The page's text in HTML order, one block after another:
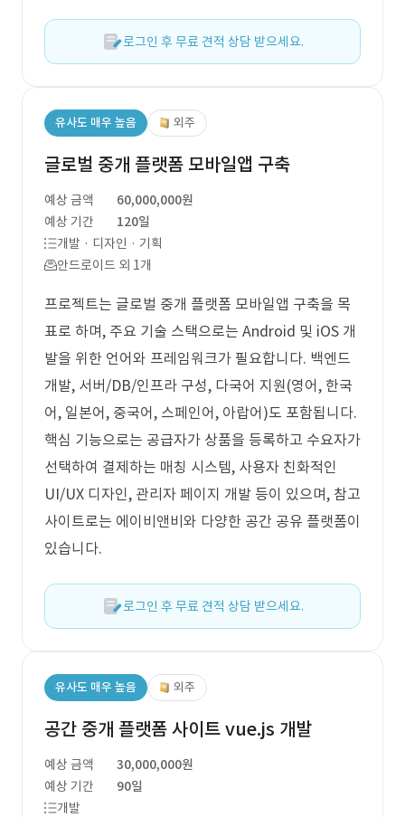
로그인 후 무료 견적 상담 받으세요.
유사도 매우 높음 외주
글로벌 중개 플랫폼 모바일앱 구축
예상 금액
60,000,000원
예상 기간
120일
개발 · 디자인 · 기획
안드로이드 외 1개
프로젝트는 글로벌 중개 플랫폼 모바일앱 구축을 목
표로 하며, 주요 기술 스택으로는 Android 및 iOS 개
발을 위한 언어와 프레임워크가 필요합니다. 백엔드
개발, 서버/DB/인프라 구성, 다국어 지원(영어, 한국
어, 일본어, 중국어, 스페인어, 아랍어)도 포함됩니다.
핵심 기능으로는 공급자가 상품을 등록하고 수요자가
선택하여 결제하는 매칭 시스템, 사용자 친화적인
UI/UX 디자인, 관리자 페이지 개발 등이 있으며, 참고
사이트로는 에이비앤비와 다양한 공간 공유 플랫폼이
있습니다.
로그인 후 무료 견적 상담 받으세요.
유사도 매우 높음 외주
공간 중개 플랫폼 사이트 vue.js 개발
예상 금액
30,000,000원
예상 기간
90일
개발